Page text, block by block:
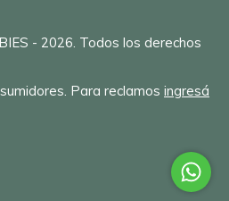
- 2026. Todos los derechos
Para reclamos ingresá